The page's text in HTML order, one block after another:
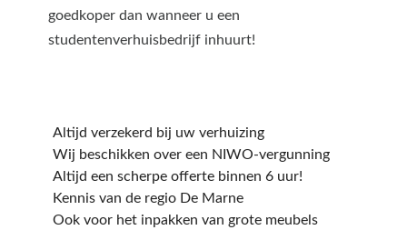
goedkoper dan wanneer u een
studentenverhuisbedrijf inhuurt!
Altijd verzekerd bij uw verhuizing
Wij beschikken over een NIWO-vergunning
Altijd een scherpe offerte binnen 6 uur!
Kennis van de regio De Marne
Ook voor het inpakken van grote meubels